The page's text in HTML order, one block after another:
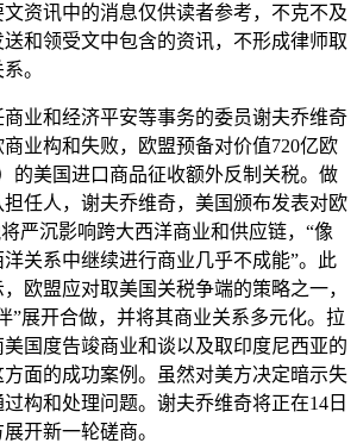
讯中的消息仅供读者参考，不克不及
和领受文中包含的资讯，不形成律师取
。
和经济平安等事务的委员谢夫乔维奇
业构和失败，欧盟预备对价值720亿欧
的美国进口商品征收额外反制关税。做
任人，谢夫乔维奇，美国颁布发表对欧
严沉影响跨大西洋商业和供应链，“像
关系中继续进行商业几乎不成能”。此
欧盟应对取美国关税争端的策略之一，
”展开合做，并将其商业关系多元化。拉
国度告竣商业和谈以及取印度尼西亚的
面的成功案例。虽然对美方决定暗示失
构和处理问题。谢夫乔维奇将正在14日
开新一轮磋商。